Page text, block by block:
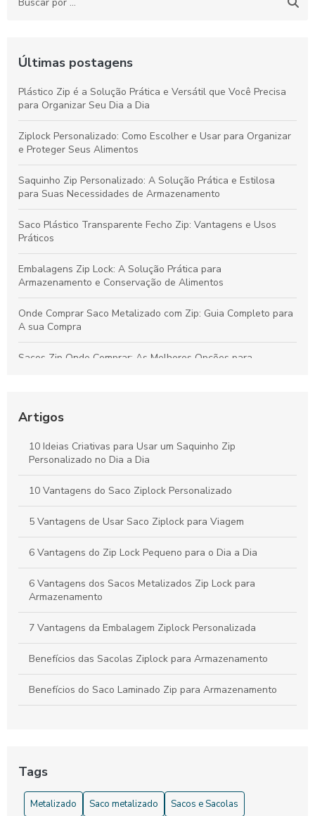
Últimas postagens
Plástico Zip é a Solução Prática e Versátil que Você Precisa
para Organizar Seu Dia a Dia
Ziplock Personalizado: Como Escolher e Usar para Organizar
e Proteger Seus Alimentos
Saquinho Zip Personalizado: A Solução Prática e Estilosa
para Suas Necessidades de Armazenamento
Saco Plástico Transparente Fecho Zip: Vantagens e Usos
Práticos
Embalagens Zip Lock: A Solução Prática para
Armazenamento e Conservação de Alimentos
Onde Comprar Saco Metalizado com Zip: Guia Completo para
A sua Compra
Sacos Zip Onde Comprar: As Melhores Opções para
Armazenamento e Preservação de Alimentos
Saco Ziplock Pequeno é a Solução Prática para Organizar e
Armazenar Seus Itens
Saco Ziplock Preço: Descubra Onde Comprar e Os Melhores
Preços
Artigos
10 Ideias Criativas para Usar um Saquinho Zip
Personalizado no Dia a Dia
10 Vantagens do Saco Ziplock Personalizado
5 Vantagens de Usar Saco Ziplock para Viagem
6 Vantagens do Zip Lock Pequeno para o Dia a Dia
6 Vantagens dos Sacos Metalizados Zip Lock para
Armazenamento
7 Vantagens da Embalagem Ziplock Personalizada
Benefícios das Sacolas Ziplock para Armazenamento
Benefícios do Saco Laminado Zip para Armazenamento
Bolsa Transparente Ziplock: A Solução Prática para
Organizar e Proteger Seus Pertences
Tags
Metalizado Saco metalizado Sacos e Sacolas